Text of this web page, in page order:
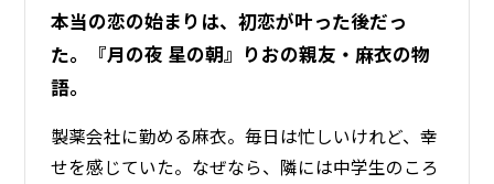
本当の恋の始まりは、初恋が叶った後だっ
た。『月の夜 星の朝』りおの親友・麻衣の物
語。
製薬会社に勤める麻衣。毎日は忙しいけれど、幸
せを感じていた。なぜなら、隣には中学生のころ